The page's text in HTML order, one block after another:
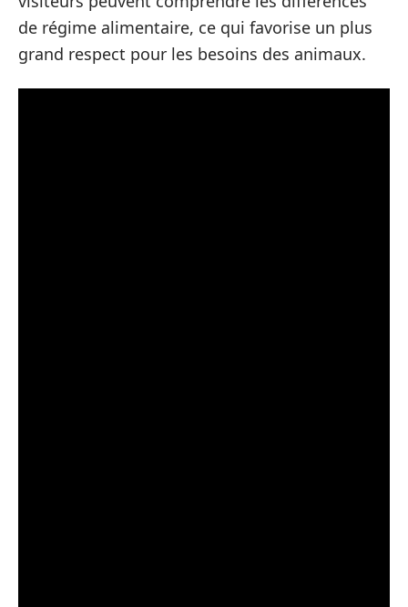
de régime alimentaire, ce qui favorise un plus
grand respect pour les besoins des animaux.